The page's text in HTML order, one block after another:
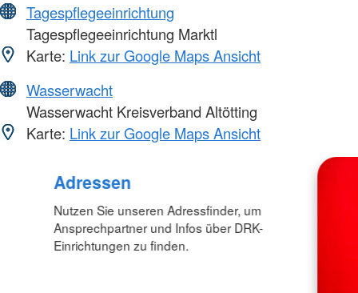
Tagespflegeeinrichtung
Tagespflegeeinrichtung Marktl
Karte: Link zur Google Maps Ansicht
Wasserwacht
Wasserwacht Kreisverband Altötting
Karte: Link zur Google Maps Ansicht
Adressen
Nutzen Sie unseren Adressfinder, um
Ansprechpartner und Infos über DRK-
Einrichtungen zu finden.